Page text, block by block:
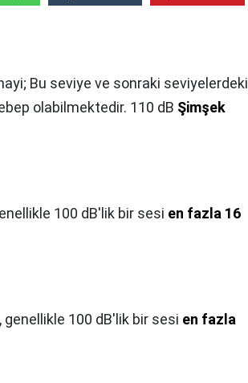
Bu seviye ve sonraki seviyelerdeki
olabilmektedir. 110 dB Şimşek
100 dB'lik bir sesi en fazla 16
genellikle 100 dB'lik bir sesi en fazla